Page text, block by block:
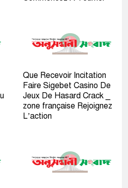
Que Recevoir Incitation
Faire Sigebet Casino De
Jeux De Hasard Crack _
zone française Rejoignez
L’action